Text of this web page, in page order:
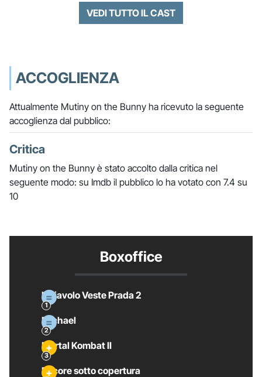
VEDI TUTTO IL CAST
ACCOGLIENZA
Attualmente Mutiny on the Bunny ha ricevuto la seguente
accoglienza dal pubblico:
Critica
Mutiny on the Bunny è stato accolto dalla critica nel
seguente modo: su Imdb il pubblico lo ha votato con 7.4 su
10
Boxoffice
Il Diavolo Veste Prada 2
Michael
Mortal Kombat II
Pecore sotto copertura